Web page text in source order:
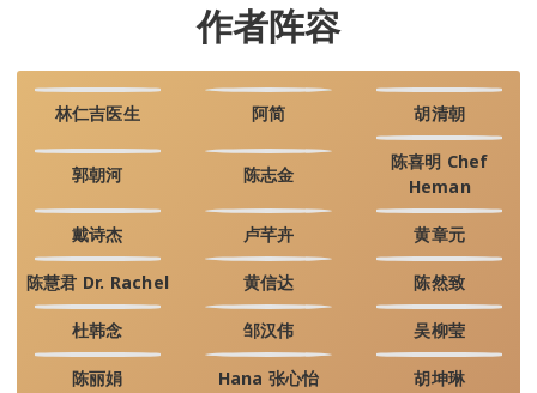
作者阵容
林仁吉医生 阿简 胡清朝
郭朝河 陈志金
陈喜明 Chef
Heman
戴诗杰 卢芊卉 黄章元
陈慧君 Dr. Rachel 黄信达 陈然致
杜韩念 邹汉伟 吴柳莹
陈丽娟 Hana 张心怡 胡坤琳